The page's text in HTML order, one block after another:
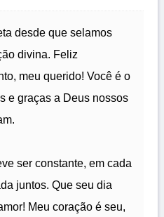
desde que selamos
divina. Feliz
meu querido! Você é o
e graças a Deus nossos
ser constante, em cada
juntos. Que seu dia
Meu coração é seu,